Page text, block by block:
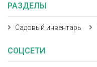
РАЗДЕЛЫ
Садовый инвентарь
СОЦСЕТИ